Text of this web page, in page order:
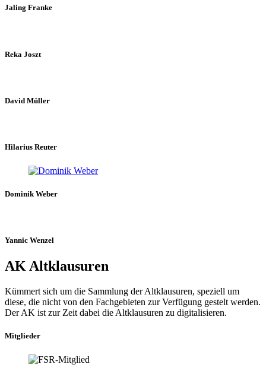
Jaling Franke
Reka Joszt
David Müller
Hilarius Reuter
Dominik Weber
Yannic Wenzel
AK Altklausuren
Kümmert sich um die Sammlung der Altklausuren, speziell um
diese, die nicht von den Fachgebieten zur Verfügung gestelt werden.
Der AK ist zur Zeit dabei die Altklausuren zu digitalisieren.
Mitglieder